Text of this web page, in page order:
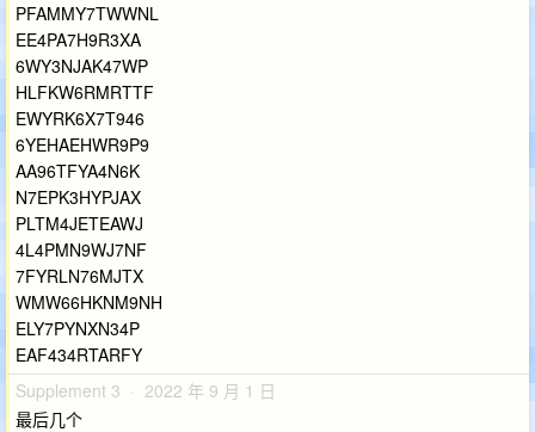
PFAMMY7TWWNL
EE4PA7H9R3XA
6WY3NJAK47WP
HLFKW6RMRTTF
EWYRK6X7T946
6YEHAEHWR9P9
AA96TFYA4N6K
N7EPK3HYPJAX
PLTM4JETEAWJ
4L4PMN9WJ7NF
7FYRLN76MJTX
WMW66HKNM9NH
ELY7PYNXN34P
EAF434RTARFY
Supplement 3 · 2022 年 9 月 1 日
最后几个